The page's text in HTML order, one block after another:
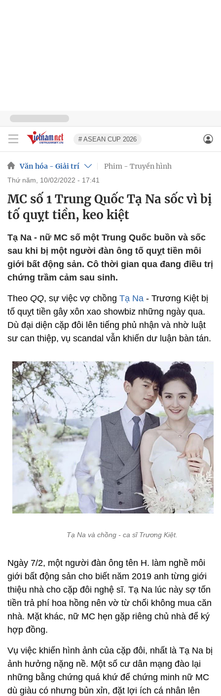
# ASEAN CUP 2026
Văn hóa - Giải trí Phim - Truyền hình
thứ năm, 10/02/2022 - 17:41
MC số 1 Trung Quốc Tạ Na sốc vì bị
tố quỵt tiền, keo kiệt
Tạ Na - nữ MC số một Trung Quốc buồn và sốc
sau khi bị một người đàn ông tố quỵt tiền môi
giới bất động sản. Cô thời gian qua đang điều trị
chứng trầm cảm sau sinh.
Theo QQ, sự việc vợ chồng Tạ Na - Trương Kiệt bị
tố quỵt tiền gây xôn xao showbiz những ngày qua.
Dù đại diện cặp đôi lên tiếng phủ nhận và nhờ luật
sư can thiệp, vụ scandal vẫn khiến dư luận bàn tán.
Tạ Na và chồng - ca sĩ Trương Kiệt.
Ngày 7/2, một người đàn ông tên H. làm nghề môi
giới bất động sản cho biết năm 2019 anh từng giới
thiệu nhà cho cặp đôi nghệ sĩ. Tạ Na lúc này sợ tốn
tiền trả phí hoa hồng nên vờ từ chối không mua căn
nhà. Mặt khác, nữ MC hẹn gặp riêng chủ nhà để ký
hợp đồng.
Vụ việc khiến hình ảnh của cặp đôi, nhất là Tạ Na bị
ảnh hưởng nặng nề. Một số cư dân mạng đào lại
những bằng chứng quá khứ để chứng minh nữ MC
dù giàu có nhưng bủn xỉn, đặt lợi ích cá nhân lên